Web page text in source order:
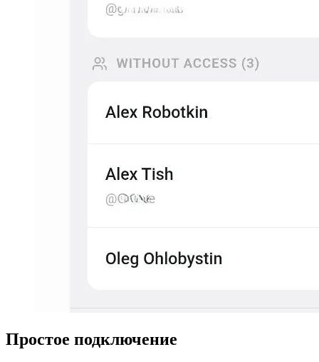
Простое подключение